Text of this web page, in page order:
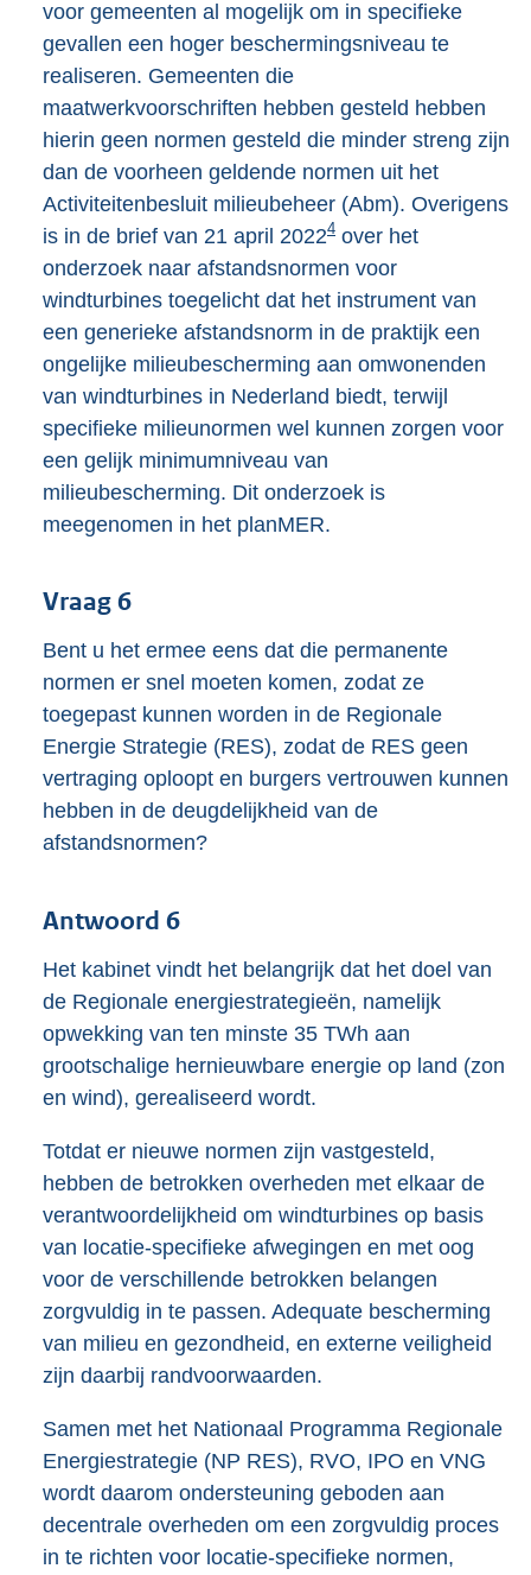
voor gemeenten al mogelijk om in specifieke
gevallen een hoger beschermingsniveau te
realiseren. Gemeenten die
maatwerkvoorschriften hebben gesteld hebben
hierin geen normen gesteld die minder streng zijn
dan de voorheen geldende normen uit het
Activiteitenbesluit milieubeheer (Abm). Overigens
is in de brief van 21 april 20224 over het
onderzoek naar afstandsnormen voor
windturbines toegelicht dat het instrument van
een generieke afstandsnorm in de praktijk een
ongelijke milieubescherming aan omwonenden
van windturbines in Nederland biedt, terwijl
specifieke milieunormen wel kunnen zorgen voor
een gelijk minimumniveau van
milieubescherming. Dit onderzoek is
meegenomen in het planMER.
Vraag 6
Bent u het ermee eens dat die permanente
normen er snel moeten komen, zodat ze
toegepast kunnen worden in de Regionale
Energie Strategie (RES), zodat de RES geen
vertraging oploopt en burgers vertrouwen kunnen
hebben in de deugdelijkheid van de
afstandsnormen?
Antwoord 6
Het kabinet vindt het belangrijk dat het doel van
de Regionale energiestrategieën, namelijk
opwekking van ten minste 35 TWh aan
grootschalige hernieuwbare energie op land (zon
en wind), gerealiseerd wordt.
Totdat er nieuwe normen zijn vastgesteld,
hebben de betrokken overheden met elkaar de
verantwoordelijkheid om windturbines op basis
van locatie-specifieke afwegingen en met oog
voor de verschillende betrokken belangen
zorgvuldig in te passen. Adequate bescherming
van milieu en gezondheid, en externe veiligheid
zijn daarbij randvoorwaarden.
Samen met het Nationaal Programma Regionale
Energiestrategie (NP RES), RVO, IPO en VNG
wordt daarom ondersteuning geboden aan
decentrale overheden om een zorgvuldig proces
in te richten voor locatie-specifieke normen,